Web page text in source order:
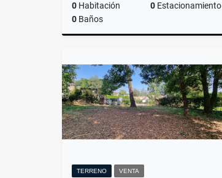
0 Habitación 0 Estacionamiento
0 Baños
$7,200,000
TERRENO VENTA